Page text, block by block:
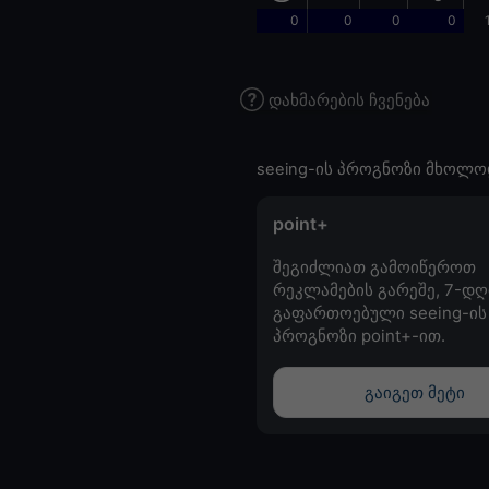
0 0 0 0
დახმარების ჩვენება
seeing-ის პროგნოზი
point+
შეგიძლიათ გამოიწეროთ
რეკლამების გარეშე, 7-
გაფართოებული seeing-ის
პროგნოზი point+-ით.
გაიგეთ მეტი